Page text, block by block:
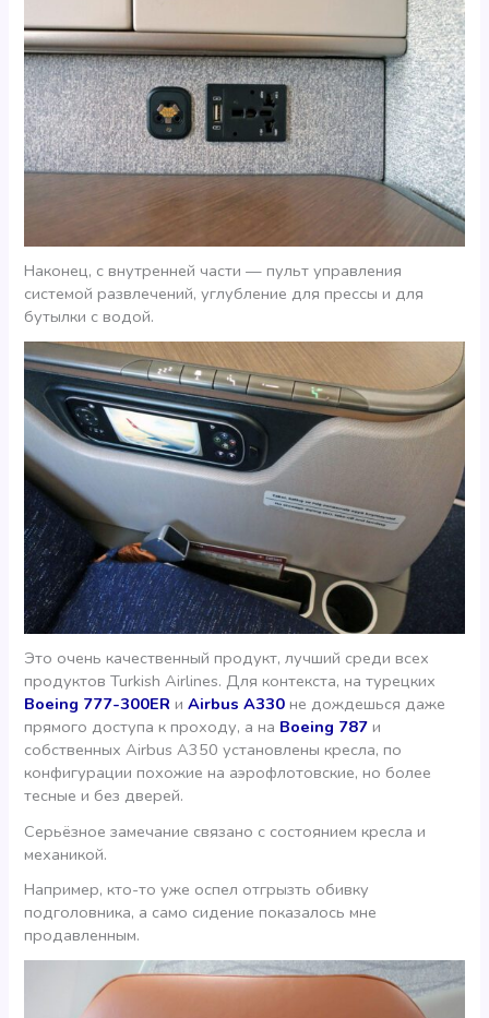
Наконец, с внутренней части — пульт управления
системой развлечений, углубление для прессы и для
бутылки с водой.
Это очень качественный продукт, лучший среди всех
продуктов Turkish Airlines. Для контекста, на турецких
Boeing 777-300ER иAirbus A330 не дождешься даже
прямого доступа к проходу, а на Boeing 787 и
собственных Airbus A350 установлены кресла, по
конфигурации похожие на аэрофлотовские, но более
тесные и без дверей.
Серьёзное замечание связано с состоянием кресла и
механикой.
Например, кто-то уже оспел отгрызть обивку
подголовника, а само сидение показалось мне
продавленным.